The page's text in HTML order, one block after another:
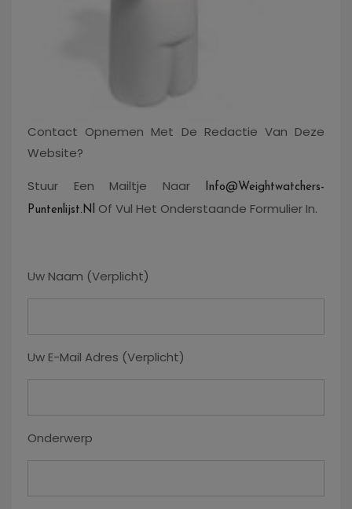
Contact Opnemen Met De Redactie Van Deze
Website?
Stuur Een Mailtje Naar
Info@weightwatchers-
Puntenlijst.nl
Of Vul Het Onderstaande Formulier In.
Uw Naam (verplicht)
Uw E-Mail Adres (verplicht)
Onderwerp